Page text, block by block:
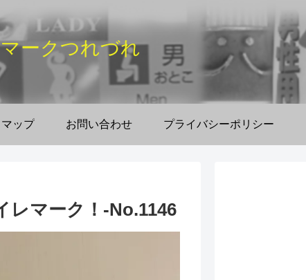
マークつれづれ
ップ お問い合わせ プライバシーポリシー
マーク！‐No.1146